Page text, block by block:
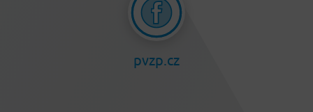
pvzp.cz